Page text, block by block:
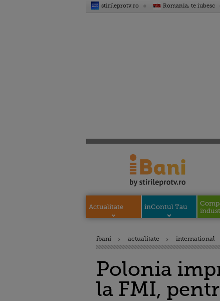
stirileprotv.ro Romania, te iubesc
Actualitate inContul Tau
ibani actualitate international
Polonia
la FMI,